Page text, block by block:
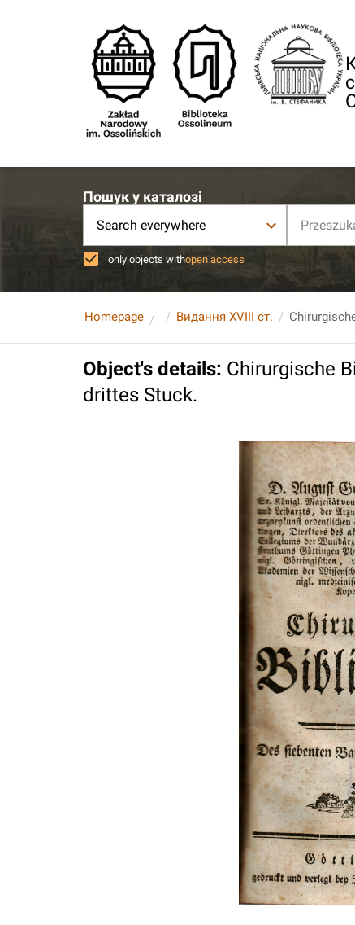
Пошук у каталозі
Search everywhere
only objects withopen access
Homepage Видання XVIII ст.
Object's details: Chirurgische
drittes Stuck.